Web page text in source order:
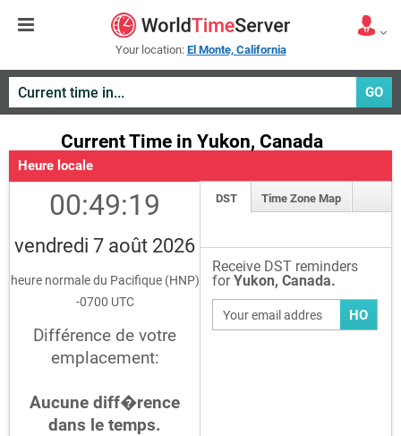
Your location: El Monte, California
GO
Current Time in Yukon, Canada
Heure locale
00:49:19
vendredi 7 août 2026
heure normale du Pacifique (HNP)
-0700 UTC
Différence de votre
emplacement:
Aucune diff�rence
dans le temps.
DST Time Zone Map
Receive DST reminders
forYukon, Canada.
HO